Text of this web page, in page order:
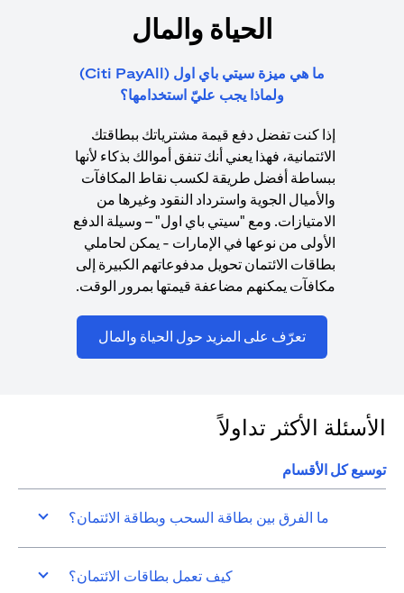
الحياة والمال
ما هي ميزة سيتي باي اول (Citi PayAll)
ولماذا يجب عليّ استخدامها؟
إذا كنت تفضل دفع قيمة مشترياتك ببطاقتك
الائتمانية، فهذا يعني أنك تنفق أموالك بذكاء لأنها
ببساطة أفضل طريقة لكسب نقاط المكافآت
والأميال الجوية واسترداد النقود وغيرها من
الامتيازات. ومع "سيتي باي اول" – وسيلة الدفع
الأولى من نوعها في الإمارات - يمكن لحاملي
بطاقات الائتمان تحويل مدفوعاتهم الكبيرة إلى
مكافآت يمكنهم مضاعفة قيمتها بمرور الوقت.
تعرّف على المزيد حول الحياة والمال
الأسئلة الأكثر تداولاً
توسيع كل الأقسام
ما الفرق بين بطاقة السحب وبطاقة الائتمان؟
كيف تعمل بطاقات الائتمان؟